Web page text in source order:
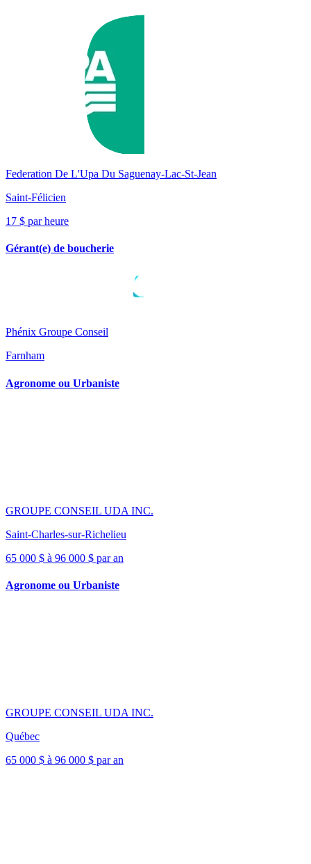
Federation De L'Upa Du Saguenay-Lac-St-Jean
Saint-Félicien
17 $ par heure
Gérant(e) de boucherie
Phénix Groupe Conseil
Farnham
Agronome ou Urbaniste
GROUPE CONSEIL UDA INC.
Saint-Charles-sur-Richelieu
65 000 $ à 96 000 $ par an
Agronome ou Urbaniste
GROUPE CONSEIL UDA INC.
Québec
65 000 $ à 96 000 $ par an